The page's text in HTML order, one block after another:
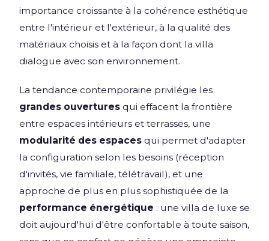
importance croissante à la cohérence esthétique
entre l'intérieur et l'extérieur, à la qualité des
matériaux choisis et à la façon dont la villa
dialogue avec son environnement.
La tendance contemporaine privilégie les
grandes ouvertures qui effacent la frontière
entre espaces intérieurs et terrasses, une
modularité des espaces qui permet d'adapter
la configuration selon les besoins (réception
d'invités, vie familiale, télétravail), et une
approche de plus en plus sophistiquée de la
performance énergétique : une villa de luxe se
doit aujourd'hui d'être confortable à toute saison,